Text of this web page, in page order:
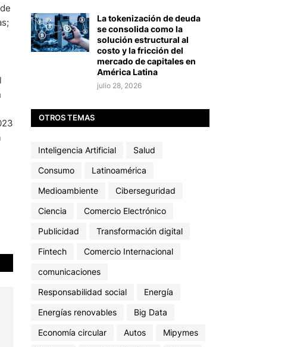
La tokenización de deuda
se consolida como la
solución estructural al
costo y la fricción del
mercado de capitales en
América Latina
julio 28, 2026
OTROS TEMAS
Inteligencia Artificial
Salud
Consumo
Latinoamérica
Medioambiente
Ciberseguridad
Ciencia
Comercio Electrónico
Publicidad
Transformación digital
Fintech
Comercio Internacional
comunicaciones
Responsabilidad social
Energía
Energías renovables
Big Data
Economía circular
Autos
Mipymes